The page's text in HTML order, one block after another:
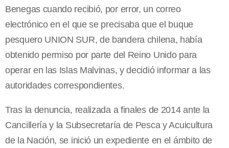
Benegas cuando recibió, por error, un correo
electrónico en el que se precisaba que el buque
pesquero UNION SUR, de bandera chilena, había
obtenido permiso por parte del Reino Unido para
operar en las Islas Malvinas, y decidió informar a las
autoridades correspondientes.
Tras la denuncia, realizada a finales de 2014 ante la
Cancillería y la Subsecretaría de Pesca y Acuicultura
de la Nación, se inició un expediente en el ámbito de